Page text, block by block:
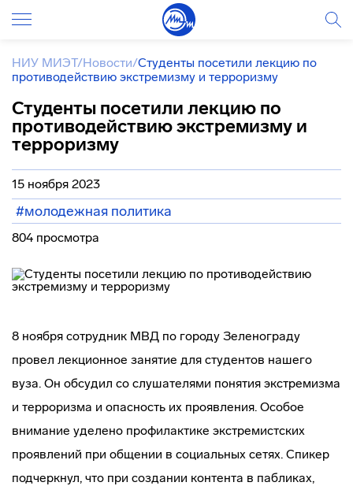
НИУ МИЭТ/Новости/Студенты посетили лекцию по
противодействию экстремизму и терроризму
Студенты посетили лекцию по
противодействию экстремизму и
терроризму
15 ноября 2023
#молодежная политика
804 просмотра
8 ноября сотрудник МВД по городу Зеленограду
провел лекционное занятие для студентов нашего
вуза. Он обсудил со слушателями понятия экстремизма
и терроризма и опасность их проявления. Особое
внимание уделено профилактике экстремистских
проявлений при общении в социальных сетях. Спикер
подчеркнул, что при создании контента в пабликах,